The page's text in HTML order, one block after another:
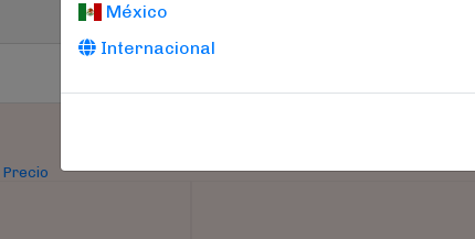
México
Internacional
|Precio